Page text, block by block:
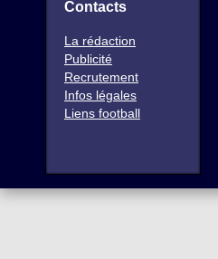
Contacts
La rédaction
Publicité
Recrutement
Infos légales
Liens football